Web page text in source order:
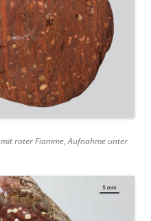
mit roter Fiamme, Aufnahme unter